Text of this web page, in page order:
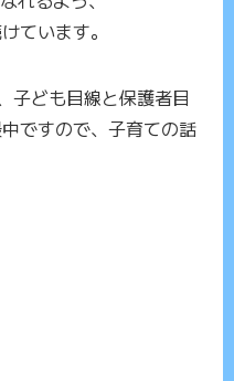
ています。
子ども目線と保護者目
ですので、子育ての話